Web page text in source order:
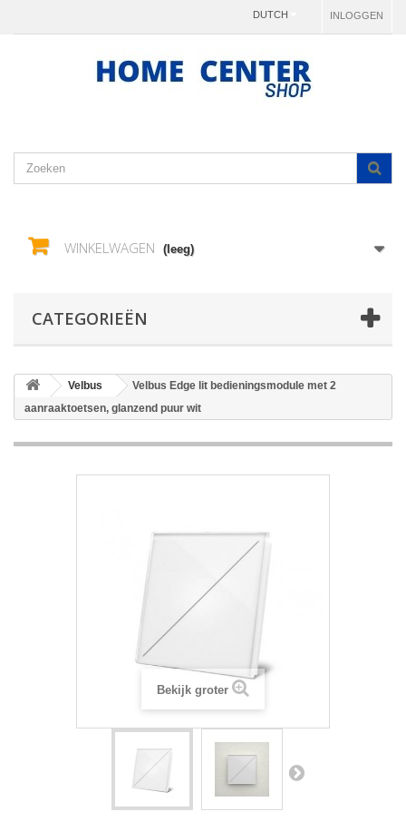
INLOGGEN
DUTCH
WINKELWAGEN (leeg)
CATEGORIEËN
Velbus
Velbus Edge lit bedieningsmodule met 2
aanraaktoetsen, glanzend puur wit
Bekijk groter